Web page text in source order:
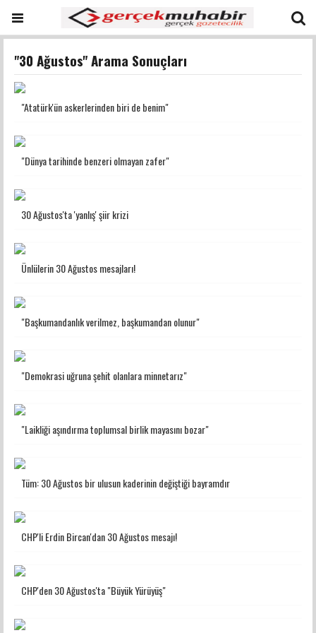
"30 Ağustos" Arama Sonuçları
"Atatürk'ün askerlerinden biri de benim"
"Dünya tarihinde benzeri olmayan zafer"
30 Ağustos'ta 'yanlış' şiir krizi
Ünlülerin 30 Ağustos mesajları!
"Başkumandanlık verilmez, başkumandan olunur"
"Demokrasi uğruna şehit olanlara minnetarız"
"Laikliği aşındırma toplumsal birlik mayasını bozar"
Tüm: 30 Ağustos bir ulusun kaderinin değiştiği bayramdır
CHP'li Erdin Bircan'dan 30 Ağustos mesajı!
CHP'den 30 Ağustos'ta "Büyük Yürüyüş"